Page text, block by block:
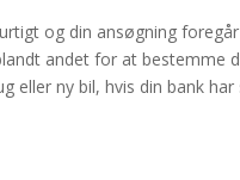
og din ansøgning
andet for at bestemme
eller ny bil, hvis din bank har